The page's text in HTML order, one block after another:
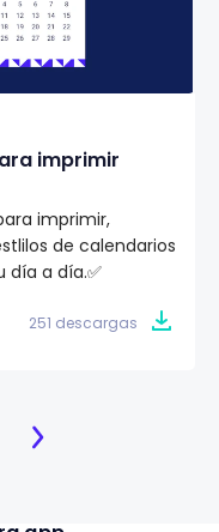
imprimir
imprimir,
de calendarios
día a día.✅
251 descargas